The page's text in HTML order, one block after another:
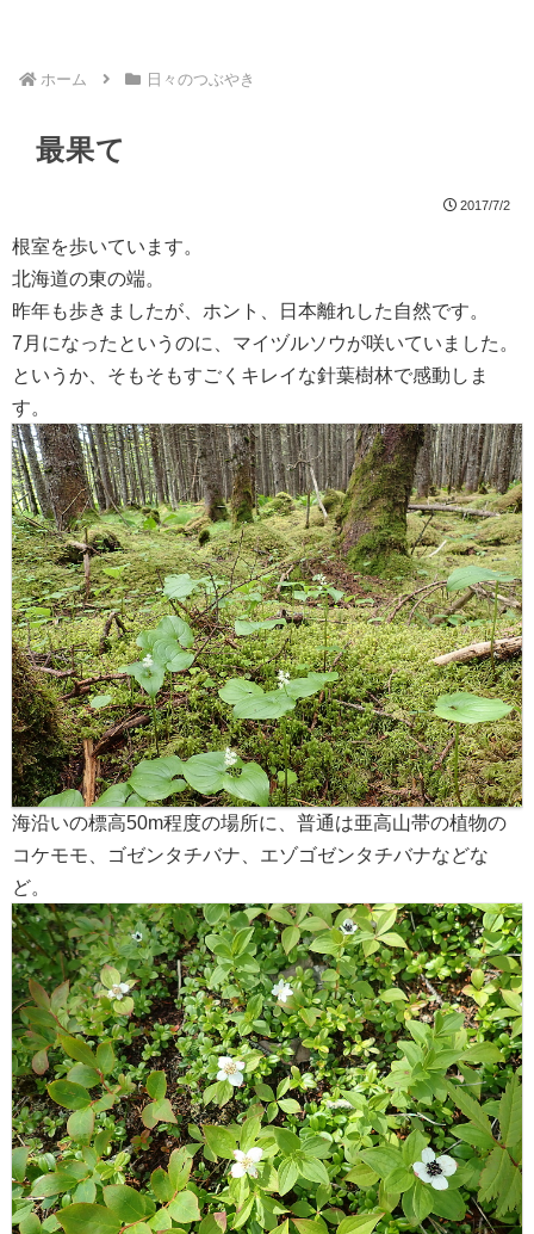
ホーム 日々のつぶやき
最果て
2017/7/2
根室を歩いています。
北海道の東の端。
昨年も歩きましたが、ホント、日本離れした自然です。
7月になったというのに、マイヅルソウが咲いていました。
というか、そもそもすごくキレイな針葉樹林で感動しま
す。
海沿いの標高50m程度の場所に、普通は亜高山帯の植物の
コケモモ、ゴゼンタチバナ、エゾゴゼンタチバナなどな
ど。